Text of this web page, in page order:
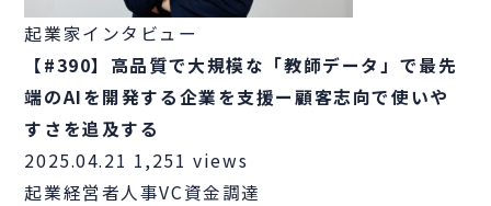
起業家インタビュー
【#390】高品質で大規模な「教師データ」で最先
端のAIを開発する企業を支援ー顧客志向で使いや
すさを追及する
2025.04.21 1,251 views
起業経営者人事VC資金調達